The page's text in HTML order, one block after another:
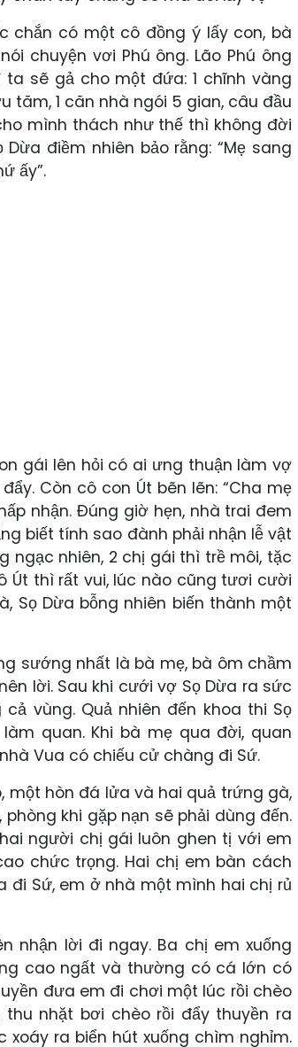
chắn có một cô đồng ý lấy con, bà
chuyện vơi Phú ông. Lão Phú ông
ta sẽ gả cho một đứa: 1 chĩnh vàng
tăm, 1 căn nhà ngói 5 gian, câu đầu
mình thách như thế thì không đời
điềm nhiên bảo rằng: “Mẹ sang
ấy”.
gái lên hỏi có ai ưng thuận làm vợ
Còn cô con Út bẽn lẽn: “Cha mẹ
nhận. Đúng giờ hẹn, nhà trai đem
biết tính sao đành phải nhận lễ vật
ngạc nhiên, 2 chị gái thì trề môi, tặc
Út thì rất vui, lúc nào cũng tươi cười
Sọ Dừa bỗng nhiên biến thành một
sướng nhất là bà mẹ, bà ôm chầm
lời. Sau khi cưới vợ Sọ Dừa ra sức
vùng. Quả nhiên đến khoa thi Sọ
quan. Khi bà mẹ qua đời, quan
Vua có chiếu cử chàng đi Sứ.
một hòn đá lửa và hai quả trứng gà,
khi gặp nạn sẽ phải dùng đến.
người chị gái luôn ghen tị với em
chức trọng. Hai chị em bàn cách
đi Sứ, em ở nhà một mình hai chị rủ
nhận lời đi ngay. Ba chị em xuống
cao ngất và thường có cá lớn có
đưa em đi chơi một lúc rồi chèo
nhặt bơi chèo rồi đẩy thuyền ra
xoáy ra biển hút xuống chìm nghỉm.